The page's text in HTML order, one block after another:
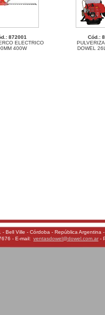
872001
ELECTRICO
400W
Cód.:
DOWEL
- Bell Ville - Córdoba - República
- E-mail: ventasdowel@dowel.com.ar -